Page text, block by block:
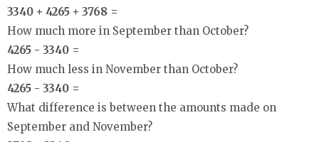
3340 + 4265 + 3768 =
How much more in September than October?
4265 - 3340 =
How much less in November than October?
4265 - 3340 =
What difference is between the amounts made on
September and November?